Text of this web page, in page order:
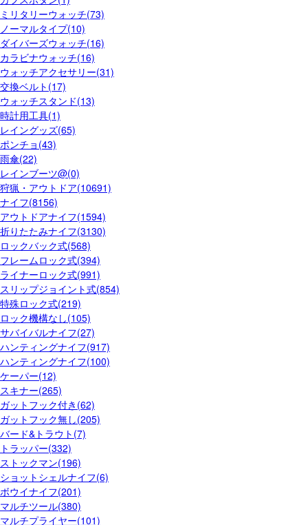
ミリタリーウォッチ(73)
ノーマルタイプ(10)
ダイバーズウォッチ(16)
カラビナウォッチ(16)
ウォッチアクセサリー(31)
交換ベルト(17)
ウォッチスタンド(13)
時計用工具(1)
レイングッズ(65)
ポンチョ(43)
雨傘(22)
レインブーツ@(0)
狩猟・アウトドア(10691)
ナイフ(8156)
アウトドアナイフ(1594)
折りたたみナイフ(3130)
ロックバック式(568)
フレームロック式(394)
ライナーロック式(991)
スリップジョイント式(854)
特殊ロック式(219)
ロック機構なし(105)
サバイバルナイフ(27)
ハンティングナイフ(917)
ハンティングナイフ(100)
ケーパー(12)
スキナー(265)
ガットフック付き(62)
ガットフック無し(205)
バード&トラウト(7)
トラッパー(332)
ストックマン(196)
ショットシェルナイフ(6)
ボウイナイフ(201)
マルチツール(380)
マルチプライヤー(101)